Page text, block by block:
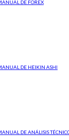
DE FOREX
DE HEIKIN ASHI
DE ANÁLISIS
escenario
Garbayo
está haciendo
ciudades
euros/mes) y
sea el
Relacionada
de Talento
ABC ‘Next
con